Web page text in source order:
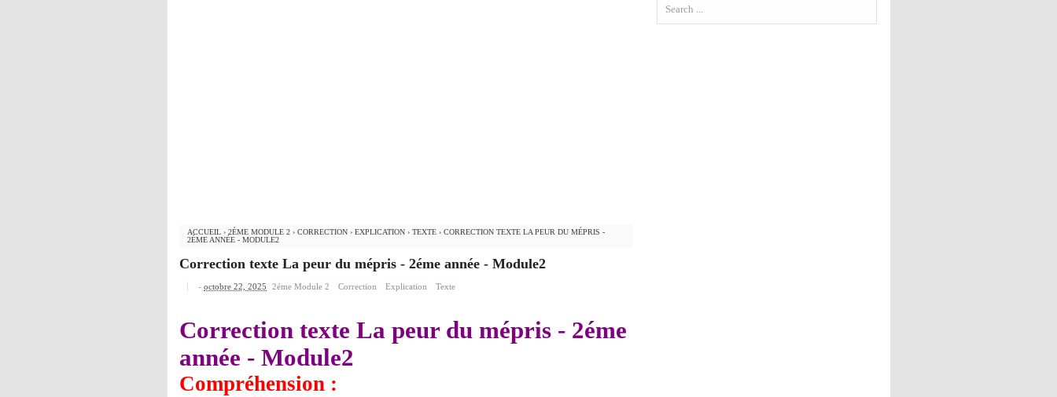
ACCUEIL › 2ÉME MODULE 2 › CORRECTION › EXPLICATION › TEXTE › CORRECTION TEXTE LA PEUR DU MÉPRIS -
2ÉME ANNÉE - MODULE2
Correction texte La peur du mépris - 2éme année - Module2
- octobre 22, 2025 2éme Module 2 Correction Explication Texte
Correction texte La peur du mépris - 2éme
année - Module2
Compréhension :